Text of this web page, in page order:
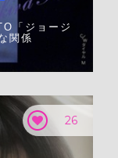
「ジョージ
関係
26